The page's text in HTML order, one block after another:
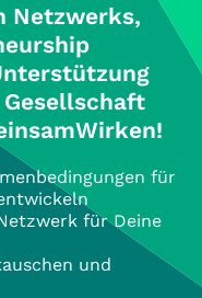
Netzwerks,
für
für Deine
und